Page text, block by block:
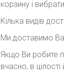
корзину і
Кілька видів
Ми доставимо
Якщо Ви робите
вчасно, в